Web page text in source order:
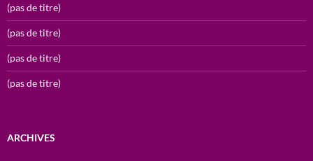
(pas de titre)
(pas de titre)
(pas de titre)
(pas de titre)
ARCHIVES